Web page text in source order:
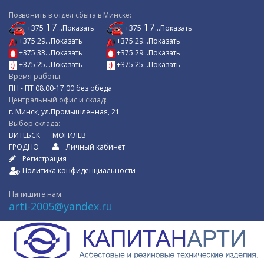
Позвонить в отдел сбыта в Минске:
+375 17...Показать
+375 29...Показать
+375 33...Показать
+375 25...Показать
+375 17...Показать
+375 29...Показать
+375 29...Показать
+375 25...Показать
Время работы:
ПН - ПТ 08.00-17.00 без обеда
Центральный офис и склад:
г. Минск, ул.Промышленная, 21
Выбор склада:
ВИТЕБСК
ГРОДНО
МОГИЛЕВ
Личный кабинет
Регистрация
Политика конфиденциальности
Напишите нам:
arti-2005@yandex.ru